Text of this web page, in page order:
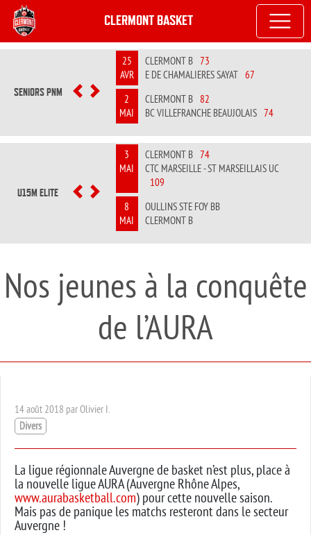
CLERMONT BASKET
SENIORS PNM PREVIOUS
NEXT
25
AVR
CLERMONT B 73
E DE CHAMALIERES SAYAT 67
2
MAI
CLERMONT B 82
BC VILLEFRANCHE BEAUJOLAIS 74
U15M ELITE PREVIOUS
NEXT
3
MAI
CLERMONT B 74
CTC MARSEILLE - ST MARSEILLAIS UC
109
8
MAI
OULLINS STE FOY BB
CLERMONT B
Nos jeunes à la conquête
de l’AURA
14 août 2018 par Olivier I.
Divers
La ligue régionnale Auvergne de basket n’est plus, place à
la nouvelle ligue AURA (Auvergne Rhône Alpes,
www.aurabasketball.com) pour cette nouvelle saison.
Mais pas de panique les matchs resteront dans le secteur
Auvergne !